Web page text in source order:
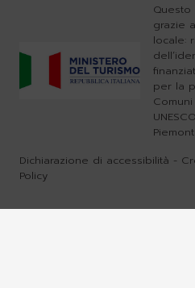
Questo
grazie
locale:
per la
Dichiarazione di accessibilità -
Policy